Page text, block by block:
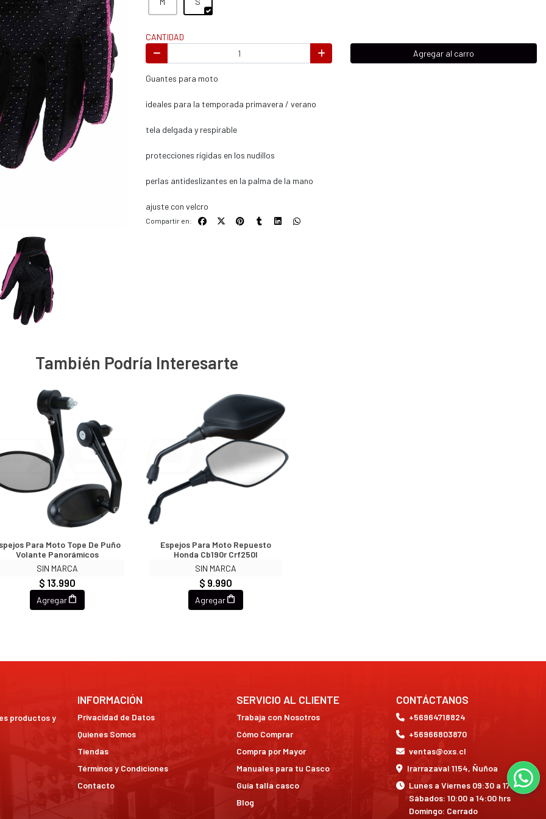
/ enduro
/ enduro / ATV
CANTIDAD
Agregar al carro
Guantes para moto
ideales para la temporada primavera / verano
tela delgada y respirable
protecciones rígidas en los nudillos
perlas antideslizantes en la palma de la mano
ajuste con velcro
Compartir en:
También Podría Interesarte
Para Moto Tope De Puño
Volante Panorámicos
SIN MARCA
$ 13.990
Agregar
Espejos Para Moto Repuesto
Honda Cb190r Crf250l
SIN MARCA
$ 9.990
Agregar
productos y
INFORMACIÓN
Privacidad de Datos
Quienes Somos
Tiendas
Términos y Condiciones
Contacto
SERVICIO AL CLIENTE
Trabaja con Nosotros
Cómo Comprar
Compra por Mayor
Manuales para tu Casco
Guía talla casco
Blog
CONTÁCTANOS
+56964718824
+56966803870
ventas@oxs.cl
Irarrazaval 1154, Ñuñoa
Lunes a Viernes 09:30 a 17:30 hrs
Sábados: 10:00 a 14:00 hrs
Domingo: Cerrado